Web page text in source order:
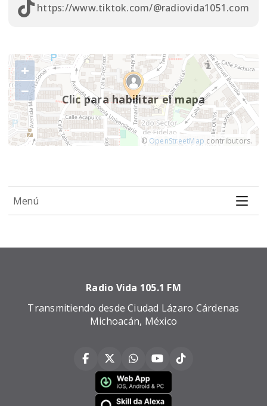
https://www.tiktok.com/@radiovida1051.com
Clic para habilitar el mapa
+
−
© OpenStreetMap contributors.
Menú
Radio Vida 105.1 FM
Transmitiendo desde Ciudad Lázaro Cárdenas
Michoacán, México